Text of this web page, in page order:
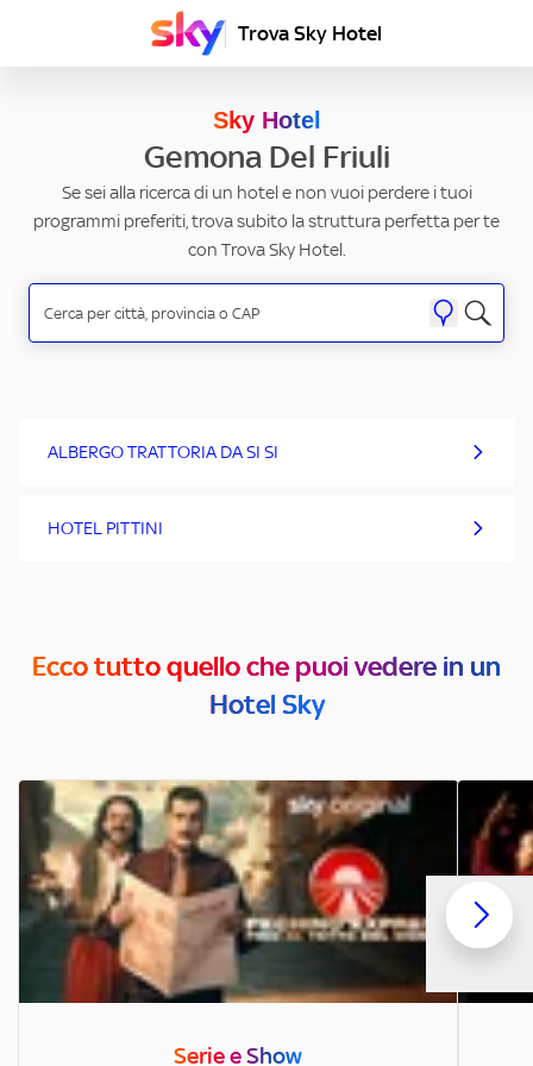
Trova Sky Hotel
Sky Hotel
Gemona Del Friuli
Se sei alla ricerca di un hotel e non vuoi perdere i tuoi
programmi preferiti, trova subito la struttura perfetta per te
con Trova Sky Hotel.
ALBERGO TRATTORIA DA SI SI
HOTEL PITTINI
Ecco tutto quello che puoi vedere in un
Hotel Sky
Serie e Show